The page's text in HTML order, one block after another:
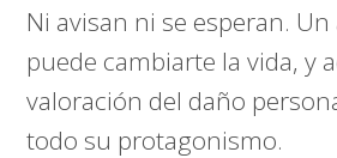
Ni avisan ni se esperan.
puede cambiarte la vida, y
valoración del daño
todo su protagonismo.